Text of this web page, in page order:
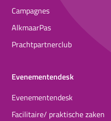
Campagnes
AlkmaarPas
Prachtpartnerclub
Evenementendesk
Evenementendesk
Facilitaire/ praktische zaken